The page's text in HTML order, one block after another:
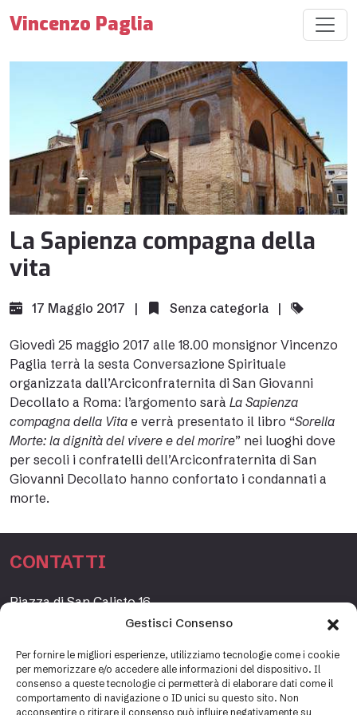
Gestisci Consenso
Per fornire le migliori esperienze, utilizziamo tecnologie come i cookie
per memorizzare e/o accedere alle informazioni del dispositivo. Il
consenso a queste tecnologie ci permetterà di elaborare dati come il
comportamento di navigazione o ID unici su questo sito. Non
acconsentire o ritirare il consenso può influire negativamente su
Vincenzo Paglia
La Sapienza compagna della
vita
17 Maggio 2017 | Senza categoria |
Giovedì 25 maggio 2017 alle 18.00 monsignor Vincenzo
Paglia terrà la sesta Conversazione Spirituale
organizzata dall’Arciconfraternita di San Giovanni
Decollato a Roma: l’argomento sarà La Sapienza
compagna della Vita e verrà presentato il libro “Sorella
Morte: la dignità del vivere e del morire” nei luoghi dove
per secoli i confratelli dell’Arciconfraternita di San
Giovanni Decollato hanno confortato i condannati a
morte.
CONTATTI
Piazza di San Calisto 16,
www.fondazioneetagrande.org
SEGRETERIA